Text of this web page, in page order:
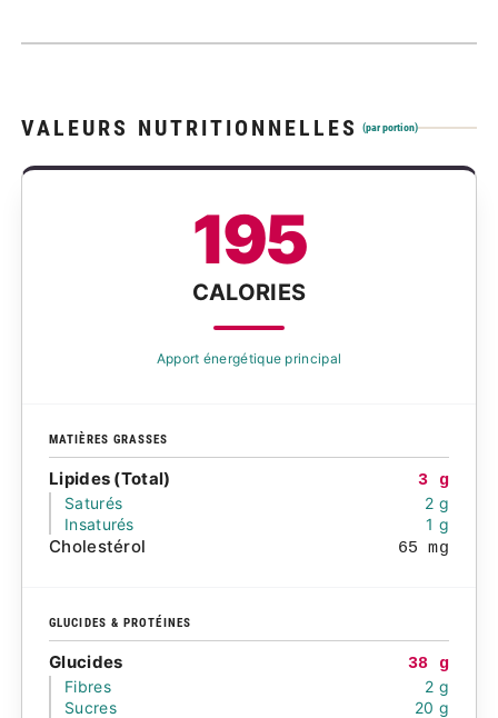
VALEURS NUTRITIONNELLES (par portion)
195
CALORIES
Apport énergétique principal
MATIÈRES GRASSES
Lipides (Total)
3 g
Saturés
2 g
Insaturés
1 g
Cholestérol 65 mg
GLUCIDES & PROTÉINES
Glucides
38 g
Fibres
2 g
Sucres
20 g